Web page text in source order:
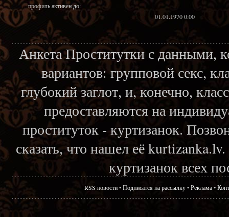
профиль активен до:
01.01.1970 0:00
Анкета Проститутки с данными,
вариантов: групповой секс,
глубокий заглот, и, конечно,
предоставляются на
проституток - куртизанок.
сказать, что нашел её
куртизанок всех
RSS новости•Подписатся на рассылку•Реклама•